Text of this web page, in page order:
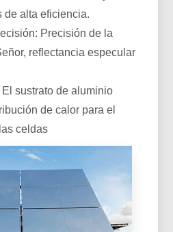
de alta eficiencia.
Precisión de la
reflectancia especular
sustrato de aluminio
de calor para el
celdas